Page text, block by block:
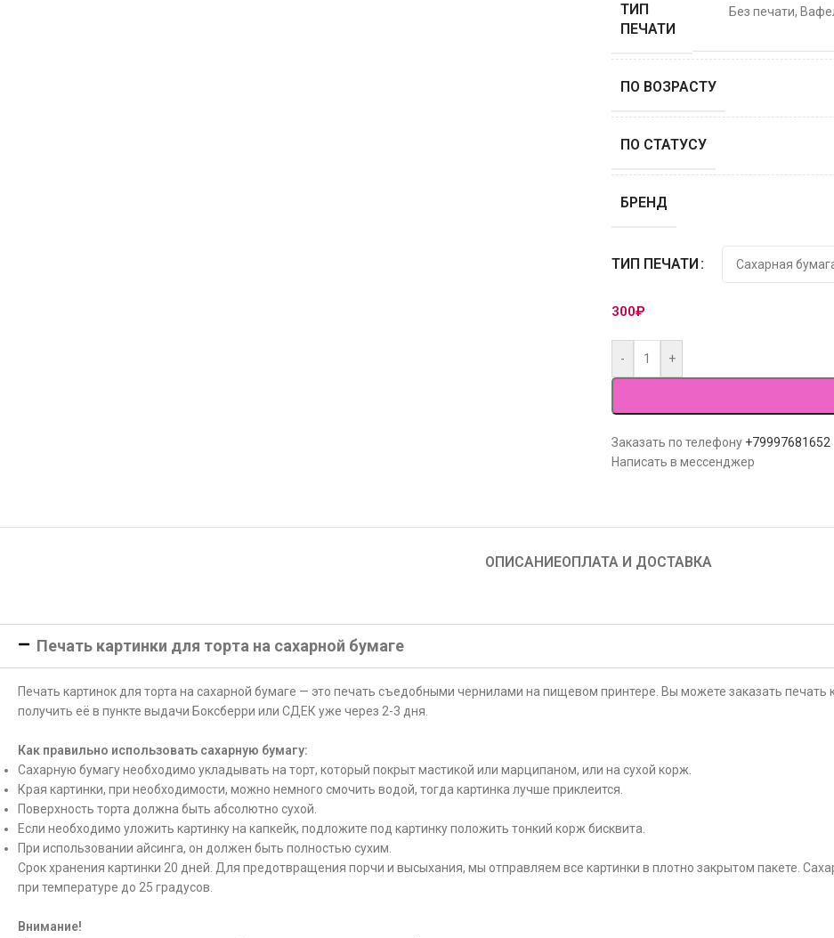
ТИП
ПЕЧАТИ
Без печати,
ПО ВОЗРАСТУ
ПО СТАТУСУ
БРЕНД
ТИП ПЕЧАТИ
300₽
- +
Заказать по телефону +79997681652
Написать в мессенджер
ОПИСАНИЕОПЛАТА И ДОСТАВКА
Печать картинки для торта на сахарной бумаге
Печать картинок для торта на сахарной бумаге — это печать съедобными чернилами на пищевом принтере. Вы можете заказать печать
получить её в пункте выдачи Боксберри или СДЕК уже через 2-3 дня.
Как правильно использовать сахарную бумагу:
Сахарную бумагу необходимо укладывать на торт, который покрыт мастикой или марципаном, или на сухой корж.
Края картинки, при необходимости, можно немного смочить водой, тогда картинка лучше приклеится.
Поверхность торта должна быть абсолютно сухой.
Если необходимо уложить картинку на капкейк, подложите под картинку положить тонкий корж бисквита.
При использовании айсинга, он должен быть полностью сухим.
Срок хранения картинки 20 дней. Для предотвращения порчи и высыхания, мы отправляем все картинки в плотно закрытом пакете.
при температуре до 25 градусов.
Внимание!